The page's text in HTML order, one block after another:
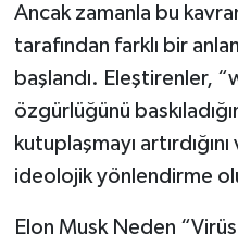
Ancak zamanla bu
tarafından farklı bir
başlandı. Eleştirenler,
özgürlüğünü
kutuplaşmayı
ideolojik yönlendirme
Elon Musk Neden